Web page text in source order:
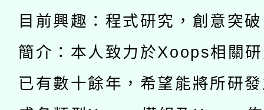
pilot」
有關大陸委員會函釋公
薪期間赴陸應申請許可
轉知經濟部水利署委託
業技術研究院辦理「
115年8月22日(星期六
目前興趣：程式研究，創意突
簡介：本人致力於Xoops相關
已有數十餘年，希望能將所研